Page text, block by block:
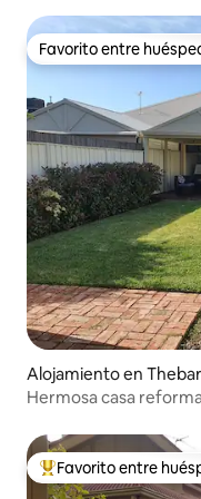
Favorito entre
Favorito entre
Alojamiento en
Hermosa casa
Favorito entre
Favorito entre